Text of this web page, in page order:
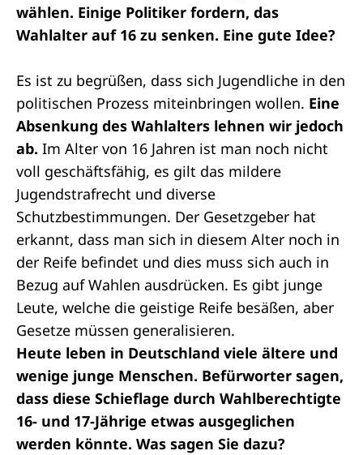
wählen. Einige Politiker fordern, das
Wahlalter auf 16 zu senken. Eine gute Idee?
Es ist zu begrüßen, dass sich Jugendliche in den
politischen Prozess miteinbringen wollen. Eine
Absenkung des Wahlalters lehnen wir jedoch
ab. Im Alter von 16 Jahren ist man noch nicht
voll geschäftsfähig, es gilt das mildere
Jugendstrafrecht und diverse
Schutzbestimmungen. Der Gesetzgeber hat
erkannt, dass man sich in diesem Alter noch in
der Reife befindet und dies muss sich auch in
Bezug auf Wahlen ausdrücken. Es gibt junge
Leute, welche die geistige Reife besäßen, aber
Gesetze müssen generalisieren.
Heute leben in Deutschland viele ältere und
wenige junge Menschen. Befürworter sagen,
dass diese Schieflage durch Wahlberechtigte
16- und 17-Jährige etwas ausgeglichen
werden könnte. Was sagen Sie dazu?